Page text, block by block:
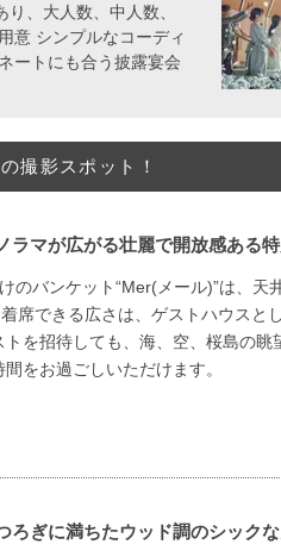
、大人数、中人数、
意 シンプルなコーディ
ートにも合う披露宴会
撮影スポット！
ラマが広がる壮麗で開放感ある
のバンケット“Mer(メール)”は、天
席できる広さは、ゲストハウスと
トを招待しても、海、空、桜島の眺
間をお過ごしいただけます。
ろぎに満ちたウッド調のシック